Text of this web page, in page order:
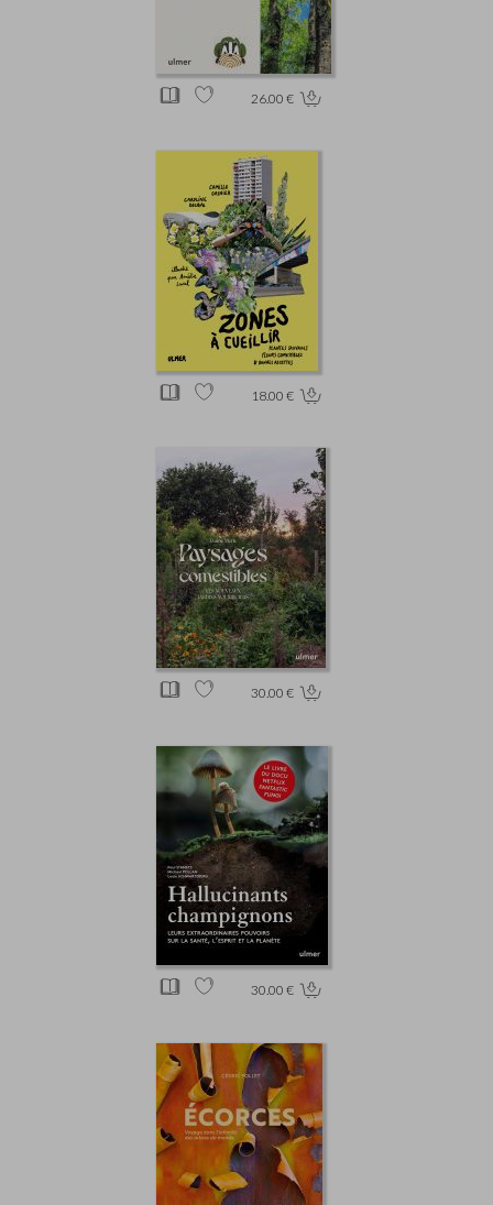
26.00 €
18.00 €
30.00 €
30.00 €